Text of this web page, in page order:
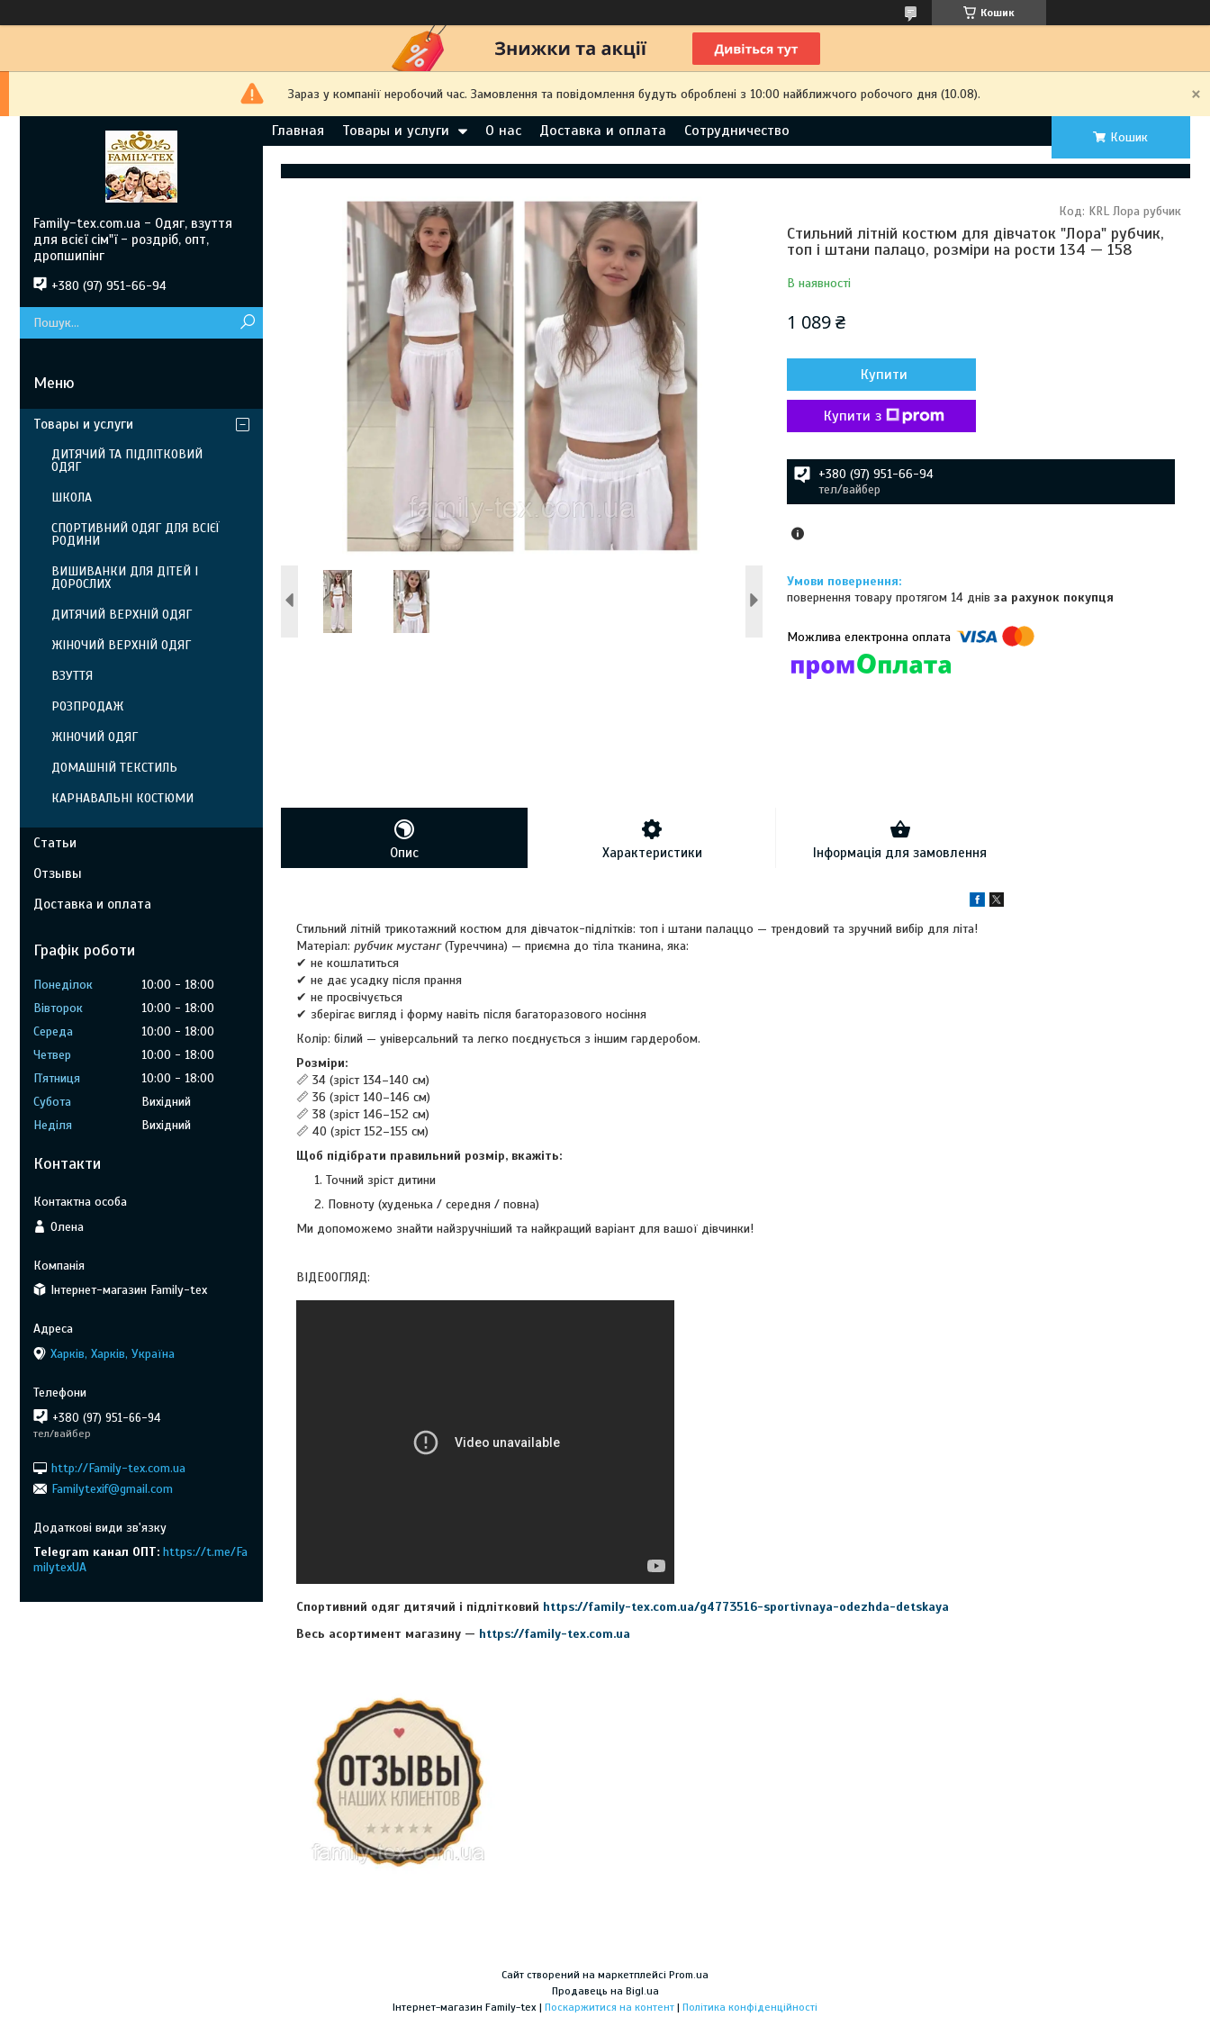
Кошик
Зараз у компанії неробочий час. Замовлення та повідомлення будуть оброблені з 10:00 найближчого робочого дня (10.08).
Главная Товары и услуги О нас Доставка и оплата Сотрудничество Кошик
Стильний літній костюм для дівчаток "Лора" рубчик,
топ і штани палацо, розміри на рости 134 — 158
В наявності
Код: KRL Лора рубчик
1 089 ₴
Купити
Купити з
+380 (97) 951-66-94
тел/вайбер
повернення товару протягом 14 днівза рахунок покупця
Опис Характеристики Інформація для замовлення
Стильний літній трикотажний костюм для дівчаток-підлітків: топ і штани палаццо — трендовий та зручний вибір для літа!
Матеріал: рубчик мустанг(Туреччина) — приємна до тіла тканина, яка:
✔ не кошлатиться
✔ не дає усадку після прання
✔ не просвічується
✔ зберігає вигляд і форму навіть після багаторазового носіння
Колір: білий — універсальний та легко поєднується з іншим гардеробом.
Розміри:
📏 34 (зріст 134–140 см)
📏 36 (зріст 140–146 см)
📏 38 (зріст 146–152 см)
📏 40 (зріст 152–155 см)
Щоб підібрати правильний розмір, вкажіть:
Точний зріст дитини
Повноту (худенька / середня / повна)
Ми допоможемо знайти найзручніший та найкращий варіант для вашої дівчинки!
ВІДЕООГЛЯД:
Спортивний одяг дитячий і підлітковий https://family-tex.com.ua/g4773516-sportivnaya-odezhda-detskaya
Весь асортимент магазину — https://family-tex.com.ua
Family-tex.com.ua - Одяг, взуття
для всієї сім"ї - роздріб, опт,
дропшипінг
+380 (97) 951-66-94
Товары и услуги
ДИТЯЧИЙ ТА ПІДЛІТКОВИЙ
ОДЯГ
ШКОЛА
СПОРТИВНИЙ ОДЯГ ДЛЯ ВСІЄЇ
РОДИНИ
ВИШИВАНКИ ДЛЯ ДІТЕЙ І
ДОРОСЛИХ
ДИТЯЧИЙ ВЕРХНІЙ ОДЯГ
ЖІНОЧИЙ ВЕРХНІЙ ОДЯГ
ВЗУТТЯ
РОЗПРОДАЖ
ЖІНОЧИЙ ОДЯГ
ДОМАШНІЙ ТЕКСТИЛЬ
КАРНАВАЛЬНІ КОСТЮМИ
Статьи
Отзывы
Доставка и оплата
Графік роботи
Понеділок 10:00
18:00
Вівторок
10:00
18:00
Середа
10:00
18:00
Четвер
10:00
18:00
Пʼятниця
10:00
18:00
Субота
Вихідний
Неділя
Вихідний
Контакти
Олена
Інтернет-магазин Family-tex
Харків, Харків, Україна
+380 (97) 951-66-94
тел/вайбер
http://Family-tex.com.ua
Familytexif@gmail.com
Telegram канал ОПТ https://t.me/Fa
milytexUA
Сайт створений на маркетплейсі Prom.ua
Продавець на Bigl.ua
Інтернет-магазин Family-tex | Поскаржитися на контент | Політика конфіденційності